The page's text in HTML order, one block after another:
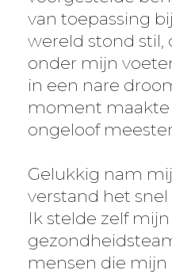
van toepassing
wereld stond stil,
onder mijn
in een nare
moment maakte
ongeloof
Gelukkig nam
verstand het snel
Ik stelde zelf
mensen die mijn